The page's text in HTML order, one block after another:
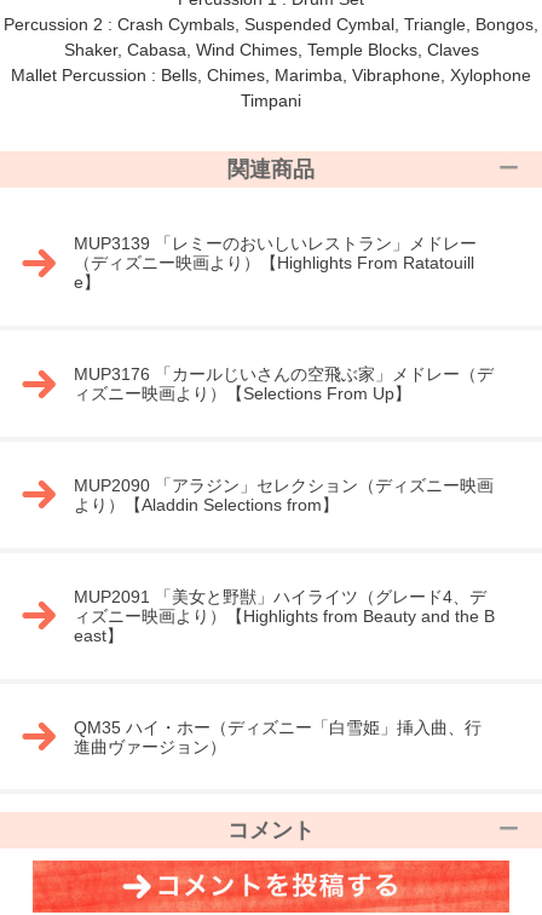
Percussion 2 : Crash Cymbals, Suspended Cymbal, Triangle, Bongos,
Shaker, Cabasa, Wind Chimes, Temple Blocks, Claves
Mallet Percussion : Bells, Chimes, Marimba, Vibraphone, Xylophone
Timpani
関連商品
MUP3139 「レミーのおいしいレストラン」メドレー
（ディズニー映画より）【Highlights From Ratatouill
e】
MUP3176 「カールじいさんの空飛ぶ家」メドレー（デ
ィズニー映画より）【Selections From Up】
MUP2090 「アラジン」セレクション（ディズニー映画
より）【Aladdin Selections from】
MUP2091 「美女と野獣」ハイライツ（グレード4、デ
ィズニー映画より）【Highlights from Beauty and the B
east】
QM35 ハイ・ホー（ディズニー「白雪姫」挿入曲、行
進曲ヴァージョン）
コメント